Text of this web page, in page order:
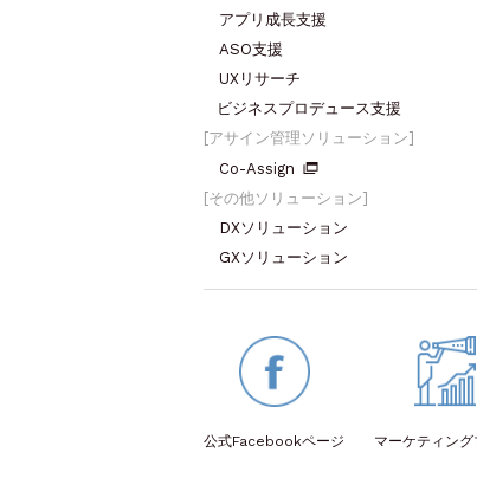
アプリ成長支援
ASO支援
UXリサーチ
ビジネスプロデュース支援
アサイン管理ソリューション
Co-Assign
その他ソリューション
DXソリューション
GXソリューション
公式Facebookページ マーケティング